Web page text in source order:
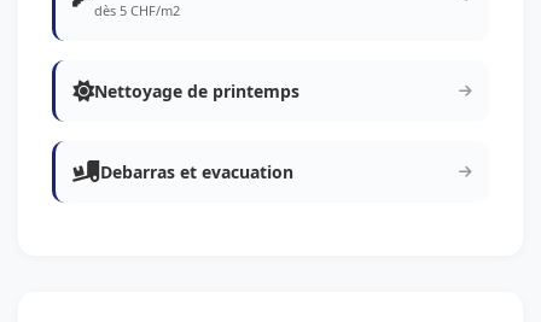
dès 5 CHF/m2
Nettoyage de printemps
Debarras et evacuation